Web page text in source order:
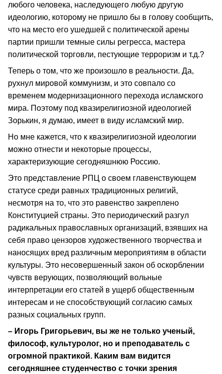
любого человека, наследующего любую другую
идеологию, которому не пришло бы в голову сообщить,
что на место его ушедшей с политической арены
партии пришли темные силы регресса, мастера
политической торговли, пестующие терроризм и т.д.?
Теперь о том, что же произошло в реальности. Да,
рухнул мировой коммунизм, и это совпало со
временем модернизационного перехода исламского
мира. Поэтому под квазирелигиозной идеологией
Зорькин, я думаю, имеет в виду исламский мир.
Но мне кажется, что к квазирелигиозной идеологии
можно отнести и некоторые процессы,
характеризующие сегодняшнюю Россию.
Это представление РПЦ о своем главенствующем
статусе среди равных традиционных религий,
несмотря на то, что это равенство закреплено
Конституцией страны. Это периодический разгул
радикальных православных организаций, взявших на
себя право цензоров художественного творчества и
наносящих вред различным мероприятиям в области
культуры. Это несовершенный закон об оскорблении
чувств верующих, позволяющий вольные
интерпретации его статей в ущерб общественным
интересам и не способствующий согласию самых
разных социальных групп.
– Игорь Григорьевич, вы же не только ученый,
философ, культуролог, но и преподаватель с
огромной практикой. Каким вам видится
сегодняшнее студенчество с точки зрения